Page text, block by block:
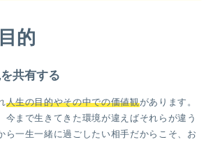
的
共有する
人生の目的やその中での価値観があります。
今まで生きてきた環境が違えばそれらが違う
ら一生一緒に過ごしたい相手だからこそ、お